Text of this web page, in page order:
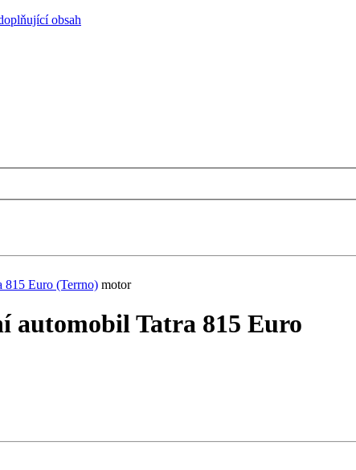
obsah
815 Euro (Terrno) motor
automobil Tatra 815 Euro